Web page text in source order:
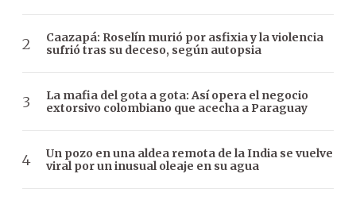
Caazapá: Roselín murió por asfixia y la violencia
sufrió tras su deceso, según autopsia
La mafia del gota a gota: Así opera el negocio
extorsivo colombiano que acecha a Paraguay
Un pozo en una aldea remota de la India se vuelve
viral por un inusual oleaje en su agua